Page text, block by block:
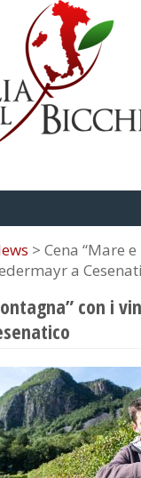
> Cena “Mare
a
con i